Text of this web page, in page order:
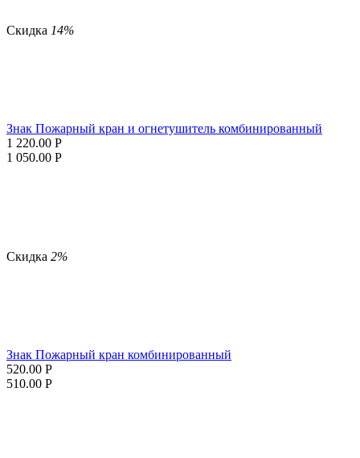
Скидка 14%
Знак Пожарный кран и огнетушитель комбинированный
1 220.00 Р
1 050.00 Р
Скидка 2%
Знак Пожарный кран комбинированный
520.00 Р
510.00 Р